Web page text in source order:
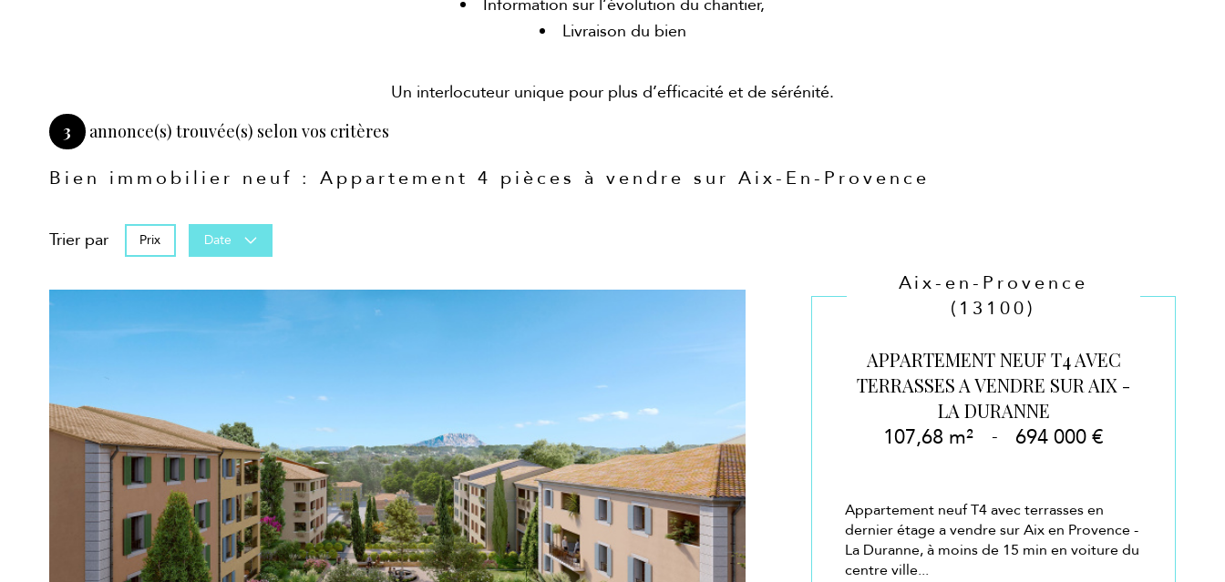
Information sur l’évolution du chantier,
Livraison du bien
Un interlocuteur unique pour plus d’efficacité et de sérénité.
3 annonce(s) trouvée(s) selon vos critères
Bien immobilier neuf : Appartement 4 pièces à vendre sur Aix-En-Provence
Trier par Prix Date
Aix-en-Provence
(13100)
APPARTEMENT NEUF T4 AVEC
TERRASSES A VENDRE SUR AIX -
LA DURANNE
107,68 m² - 694 000 €
Appartement neuf T4 avec terrasses en
dernier étage a vendre sur Aix en Provence -
La Duranne, à moins de 15 min en voiture du
centre ville...